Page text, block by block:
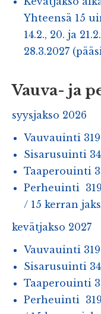
Yhteensä 15
14.2., 20. ja
28.3.2027
Vauva- ja
syysjakso 2026
Vauvauinti
Sisarusuinti
Taaperouinti
Perheuinti
/ 15 kerran
kevätjakso 2027
Vauvauinti
Sisarusuinti
Taaperouinti
Perheuinti